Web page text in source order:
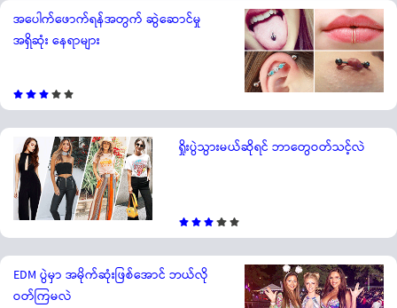
အပေါက်ဖောက်ရန်အတွက် ဆွဲဆောင်မှု
အရှိဆုံး နေရာများ
ရှိုးပွဲသွားမယ်ဆိုရင် ဘာတွေဝတ်သင့်လဲ
EDM ပွဲမှာ အမိုက်ဆုံးဖြစ်အောင် ဘယ်လို
ဝတ်ကြမလဲ